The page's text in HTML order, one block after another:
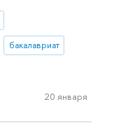
бакалавриат
20 января